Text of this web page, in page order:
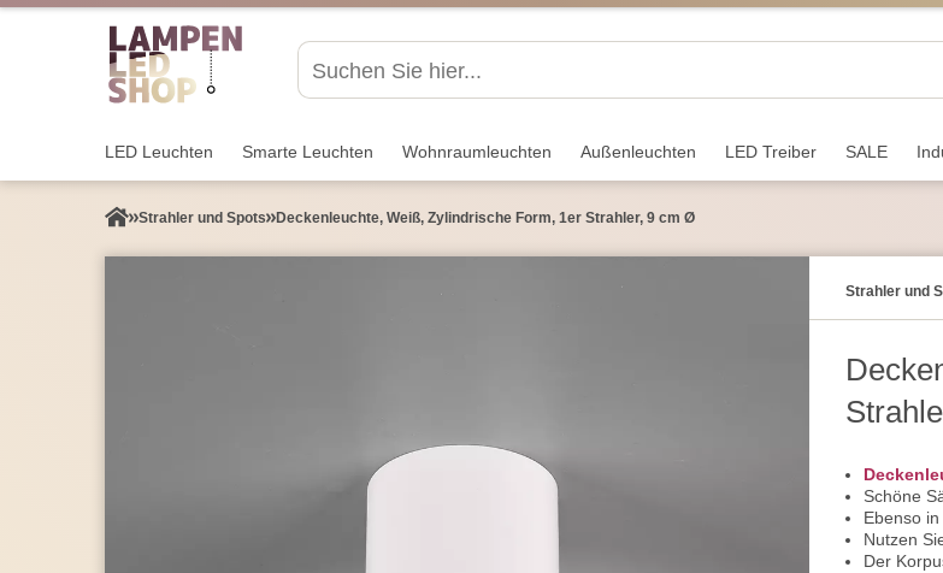
LED Leuchten Smarte Leuchten Wohnraum­leuchten Außen­leuchten LED Treiber SALE
Strahler und Spots Deckenleuchte, Weiß, Zylindrische Form, 1er Strahler, 9 cm Ø
Strahler und
Schöne
Ebenso
Nutzen
Der